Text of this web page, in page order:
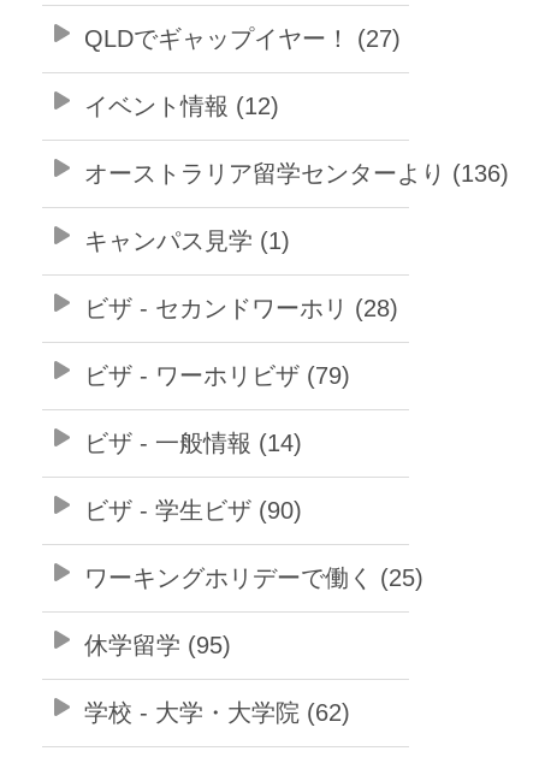
QLDでギャップイヤー！ (27)
イベント情報 (12)
オーストラリア留学センターより (136)
キャンパス見学 (1)
ビザ - セカンドワーホリ (28)
ビザ - ワーホリビザ (79)
ビザ - 一般情報 (14)
ビザ - 学生ビザ (90)
ワーキングホリデーで働く (25)
休学留学 (95)
学校 - 大学・大学院 (62)